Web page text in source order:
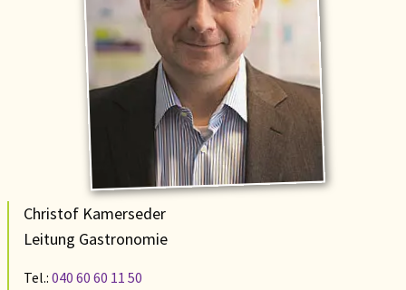
Christof Kamerseder
Leitung Gastronomie
Tel.: 040 60 60 11 50